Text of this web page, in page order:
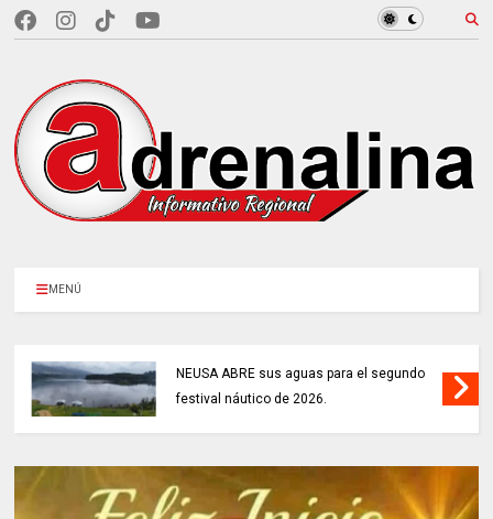
MENÚ
NEUSA ABRE sus aguas para el segundo
festival náutico de 2026.